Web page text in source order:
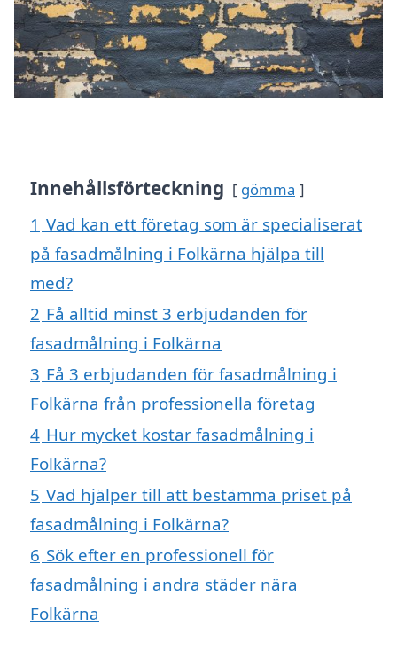
Innehållsförteckning gömma
1 Vad kan ett företag som är specialiserat
på fasadmålning i Folkärna hjälpa till
med?
2 Få alltid minst 3 erbjudanden för
fasadmålning i Folkärna
3 Få 3 erbjudanden för fasadmålning i
Folkärna från professionella företag
4 Hur mycket kostar fasadmålning i
Folkärna?
5 Vad hjälper till att bestämma priset på
fasadmålning i Folkärna?
6 Sök efter en professionell för
fasadmålning i andra städer nära
Folkärna